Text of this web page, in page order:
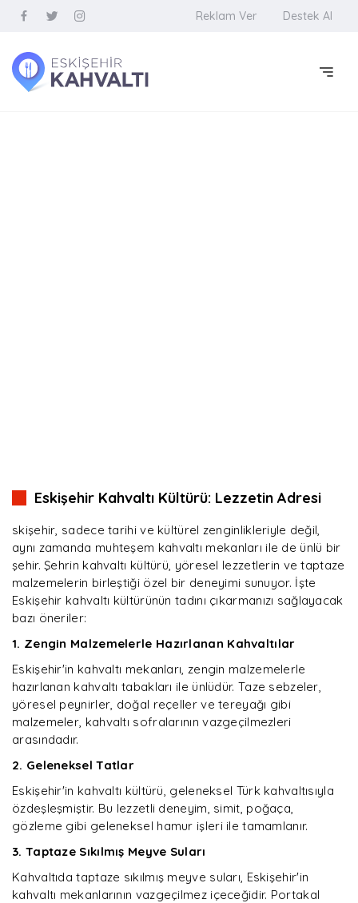
Reklam Ver Destek Al
Eskişehir Kahvaltı Kültürü: Lezzetin Adresi
skişehir, sadece tarihi ve kültürel zenginlikleriyle değil,
aynı zamanda muhteşem kahvaltı mekanları ile de ünlü bir
şehir. Şehrin kahvaltı kültürü, yöresel lezzetlerin ve taptaze
malzemelerin birleştiği özel bir deneyimi sunuyor. İşte
Eskişehir kahvaltı kültürünün tadını çıkarmanızı sağlayacak
bazı öneriler:
1. Zengin Malzemelerle Hazırlanan Kahvaltılar
Eskişehir'in kahvaltı mekanları, zengin malzemelerle
hazırlanan kahvaltı tabakları ile ünlüdür. Taze sebzeler,
yöresel peynirler, doğal reçeller ve tereyağı gibi
malzemeler, kahvaltı sofralarının vazgeçilmezleri
arasındadır.
2. Geleneksel Tatlar
Eskişehir'in kahvaltı kültürü, geleneksel Türk kahvaltısıyla
özdeşleşmiştir. Bu lezzetli deneyim, simit, poğaça,
gözleme gibi geleneksel hamur işleri ile tamamlanır.
3. Taptaze Sıkılmış Meyve Suları
Kahvaltıda taptaze sıkılmış meyve suları, Eskişehir'in
kahvaltı mekanlarının vazgeçilmez içeceğidir. Portakal